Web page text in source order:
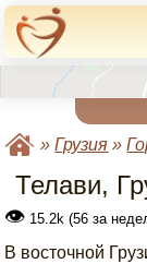
»Грузия »
Телави,
👁 15.2k (56 за
В восточной